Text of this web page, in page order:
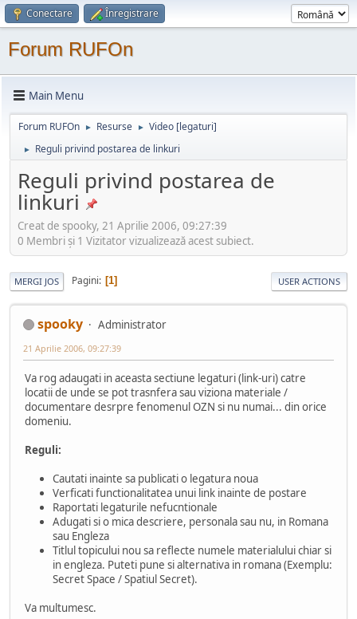
Conectare Înregistrare
Forum RUFOn
Main Menu
Forum RUFOn ► Resurse ► Video [legaturi]
► Reguli privind postarea de linkuri
Reguli privind postarea de
linkuri
Creat de spooky, 21 Aprilie 2006, 09:27:39
0 Membri şi 1 Vizitator vizualizează acest subiect.
MERGI JOS Pagini 1 USER ACTIONS
spooky Administrator
21 Aprilie 2006, 09:27:39
Va rog adaugati in aceasta sectiune legaturi (link-uri) catre
locatii de unde se pot trasnfera sau viziona materiale /
documentare desrpre fenomenul OZN si nu numai... din orice
domeniu.
Reguli:
Cautati inainte sa publicati o legatura noua
Verficati functionalitatea unui link inainte de postare
Raportati legaturile nefucntionale
Adugati si o mica descriere, personala sau nu, in Romana
sau Engleza
Titlul topicului nou sa reflecte numele materialului chiar si
in engleza. Puteti pune si alternativa in romana (Exemplu:
Secret Space / Spatiul Secret).
Va multumesc.